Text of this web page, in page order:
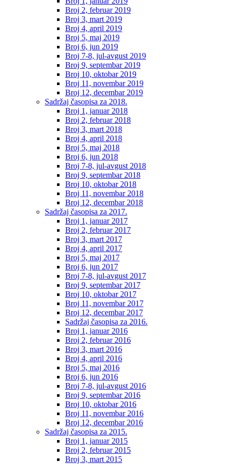
Broj 2, februar 2019
Broj 3, mart 2019
Broj 4, april 2019
Broj 5, maj 2019
Broj 6, jun 2019
Broj 7-8, jul-avgust 2019
Broj 9, septembar 2019
Broj 10, oktobar 2019
Broj 11, novembar 2019
Broj 12, decembar 2019
Sadržaj časopisa za 2018.
Broj 1, januar 2018
Broj 2, februar 2018
Broj 3, mart 2018
Broj 4, april 2018
Broj 5, maj 2018
Broj 6, jun 2018
Broj 7-8, jul-avgust 2018
Broj 9, septembar 2018
Broj 10, oktobar 2018
Broj 11, novembar 2018
Broj 12, decembar 2018
Sadržaj časopisa za 2017.
Broj 1, januar 2017
Broj 2, februar 2017
Broj 3, mart 2017
Broj 4, april 2017
Broj 5, maj 2017
Broj 6, jun 2017
Broj 7-8, jul-avgust 2017
Broj 9, septembar 2017
Broj 10, oktobar 2017
Broj 11, novembar 2017
Broj 12, decembar 2017
Sadržaj časopisa za 2016.
Broj 1, januar 2016
Broj 2, februar 2016
Broj 3, mart 2016
Broj 4, april 2016
Broj 5, maj 2016
Broj 6, jun 2016
Broj 7-8, jul-avgust 2016
Broj 9, septembar 2016
Broj 10, oktobar 2016
Broj 11, novembar 2016
Broj 12, decembar 2016
Sadržaj časopisa za 2015.
Broj 1, januar 2015
Broj 2, februar 2015
Broj 3, mart 2015